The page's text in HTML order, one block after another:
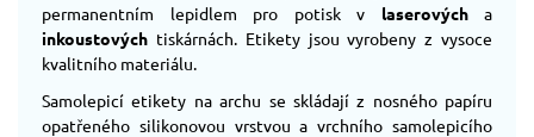
permanentním lepidlem pro potisk v laserovýcha
inkoustových tiskárnách. Etikety jsou vyrobeny z vysoce
kvalitního materiálu.
Samolepicí etikety na archu se skládají z nosného papíru
opatřeného silikonovou vrstvou a vrchního samolepicího